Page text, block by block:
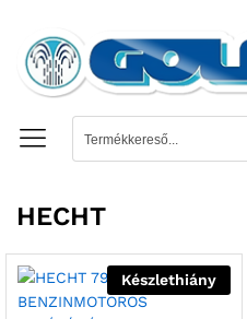
HECHT
Készlethiány